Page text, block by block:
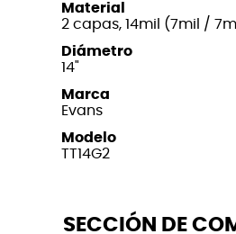
Material
2 capas, 14mil (7mil /
Diámetro
14"
Marca
Evans
Modelo
TT14G2